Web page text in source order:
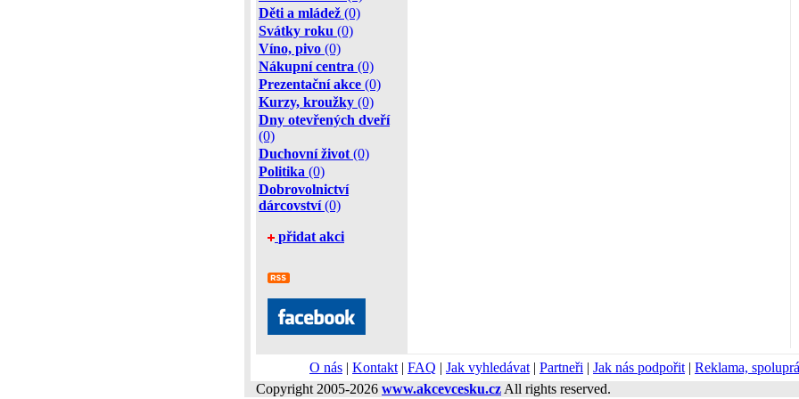
Děti a mládež (0)
Svátky roku (0)
Víno, pivo (0)
Nákupní centra (0)
Prezentační akce (0)
Kurzy, kroužky (0)
Dny otevřených dveří
(0)
Duchovní život (0)
Politika (0)
Dobrovolnictví
dárcovství(0)
přidat akci
O nás | Kontakt | FAQ | Jak vyhledávat | Partneři | Jak nás podpořit | Reklama,
Copyright 2005-2026 www.akcevcesku.cz All rights reserved.